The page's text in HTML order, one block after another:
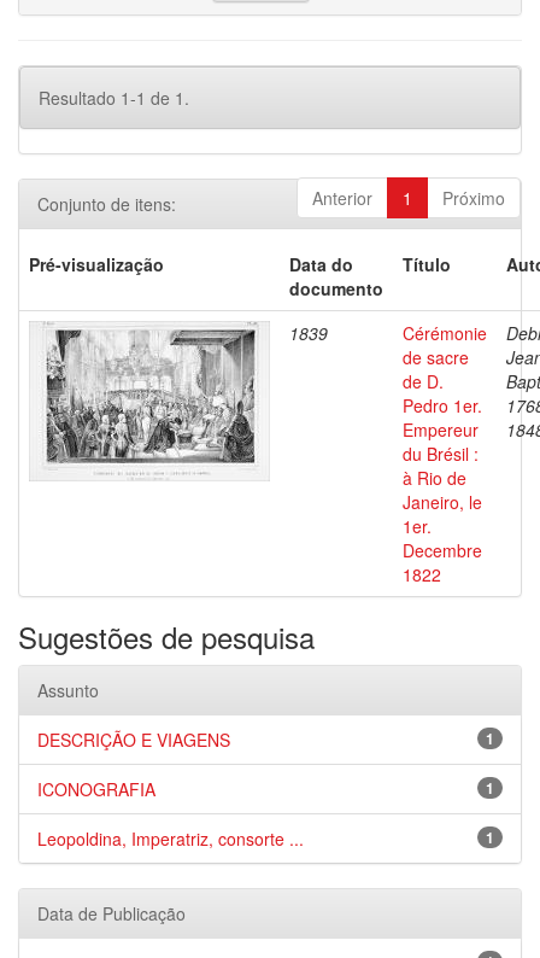
Resultado 1-1 de 1.
Anterior 1 Próximo
Conjunto de itens:
Pré-visualização
Data do
documento
Título
1839
Cérémonie
de sacre
de D.
Pedro 1er.
Empereur
du Brésil :
à Rio de
Janeiro, le
1er.
Decembre
1822
Sugestões de pesquisa
Assunto
1
DESCRIÇÃO E VIAGENS
1
ICONOGRAFIA
1
Leopoldina, Imperatriz, consorte ...
Data de Publicação